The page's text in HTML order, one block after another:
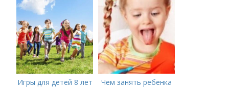
названия школ,
садиков и домов
творчества
день учителя
Игры для детей 8 лет
Чем занять ребенка